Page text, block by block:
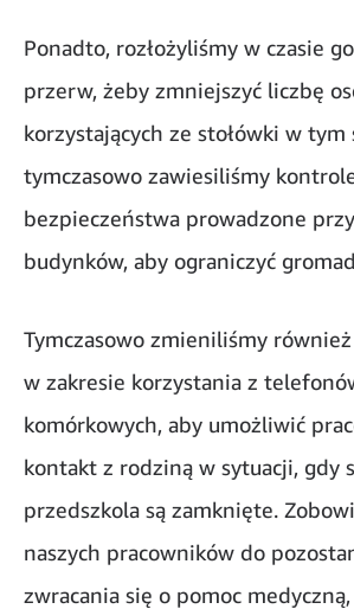
Ponadto, rozłożyliśmy w czasie
przerw, żeby zmniejszyć liczbę
korzystających ze stołówki w tym
tymczasowo zawiesiliśmy
bezpieczeństwa prowadzone
budynków, aby ograniczyć
Tymczasowo zmieniliśmy
w zakresie korzystania z
komórkowych, aby umożliwić
kontakt z rodziną w sytuacji, gdy
przedszkola są zamknięte.
naszych pracowników do
zwracania się o pomoc